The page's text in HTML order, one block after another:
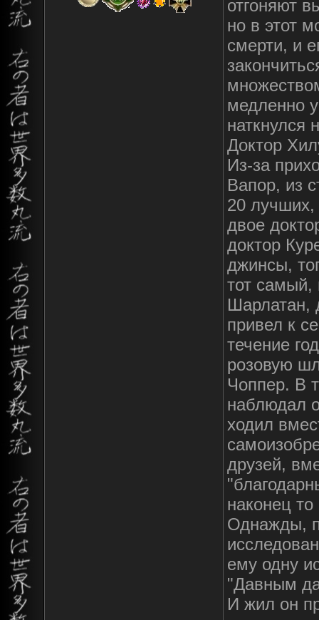
отгоняют
но в этот
смерти, и
медленно
наткнулся
Доктор
Из-за
Вапор, из
20 лучших,
двое
доктор
джинсы,
тот самый,
Шарлатан,
привел к
течение
розовую
Чоппер. В
наблюдал
ходил
друзей,
наконец
Однажды,
ему одну
"Давным
И жил он